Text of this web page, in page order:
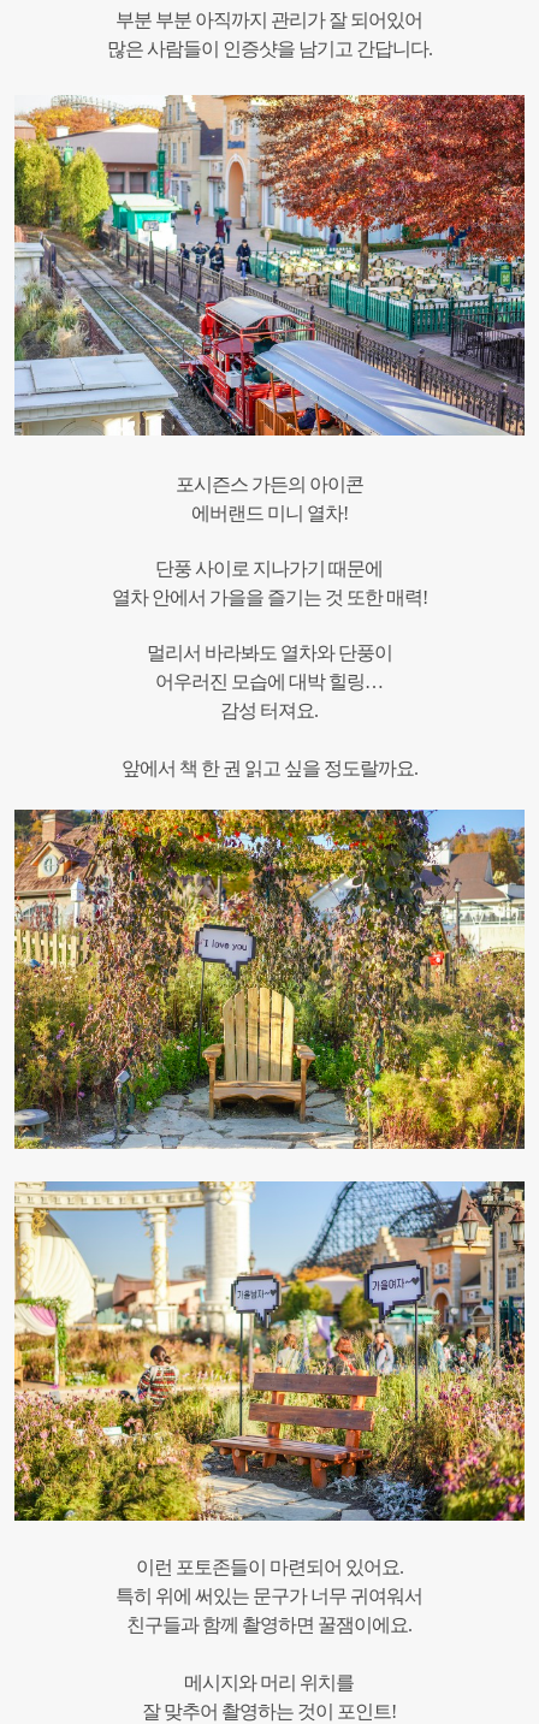
부분 부분 아직까지 관리가 잘 되어있어
많은 사람들이 인증샷을 남기고 간답니다.
포시즌스 가든의 아이콘
에버랜드 미니 열차!
단풍 사이로 지나가기 때문에
열차 안에서 가을을 즐기는 것 또한 매력!
멀리서 바라봐도 열차와 단풍이
어우러진 모습에 대박 힐링…
감성 터져요.
앞에서 책 한 권 읽고 싶을 정도랄까요.
이런 포토존들이 마련되어 있어요.
특히 위에 써있는 문구가 너무 귀여워서
친구들과 함께 촬영하면 꿀잼이에요.
메시지와 머리 위치를
잘 맞추어 촬영하는 것이 포인트!